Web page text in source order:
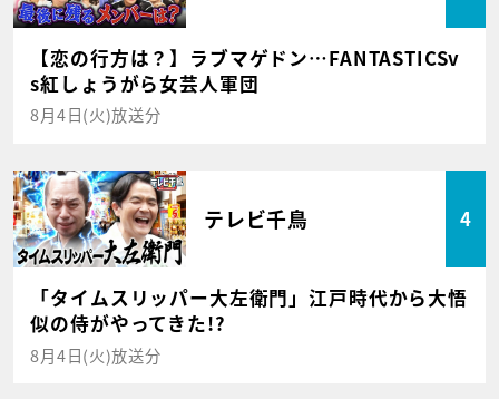
【恋の行方は？】ラブマゲドン…FANTASTICSv
s紅しょうがら女芸人軍団
8月4日(火)放送分
テレビ千鳥 4
「タイムスリッパー大左衛門」江戸時代から大悟
似の侍がやってきた!?
8月4日(火)放送分